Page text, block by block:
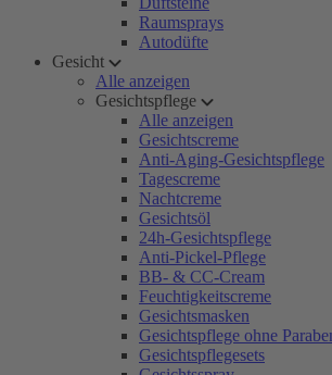
Raumsprays
Autodüfte
Gesicht
Alle anzeigen
Gesichtspflege
Alle anzeigen
Gesichtscreme
Anti-Aging-Gesichtspflege
Tagescreme
Nachtcreme
Gesichtsöl
24h-Gesichtspflege
Anti-Pickel-Pflege
BB- & CC-Cream
Feuchtigkeitscreme
Gesichtsmasken
Gesichtspflege ohne
Gesichtspflegesets